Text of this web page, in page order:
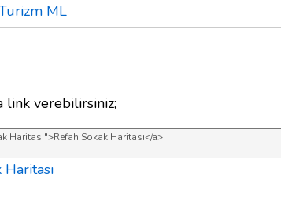
ML
link verebilirsiniz;